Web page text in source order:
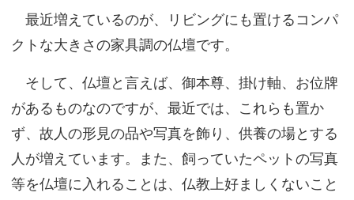
最近増えているのが、リビングにも置けるコンパ
クトな大きさの家具調の仏壇です。
そして、仏壇と言えば、御本尊、掛け軸、お位牌
があるものなのですが、最近では、これらも置か
ず、故人の形見の品や写真を飾り、供養の場とする
人が増えています。また、飼っていたペットの写真
等を仏壇に入れることは、仏教上好ましくないこと